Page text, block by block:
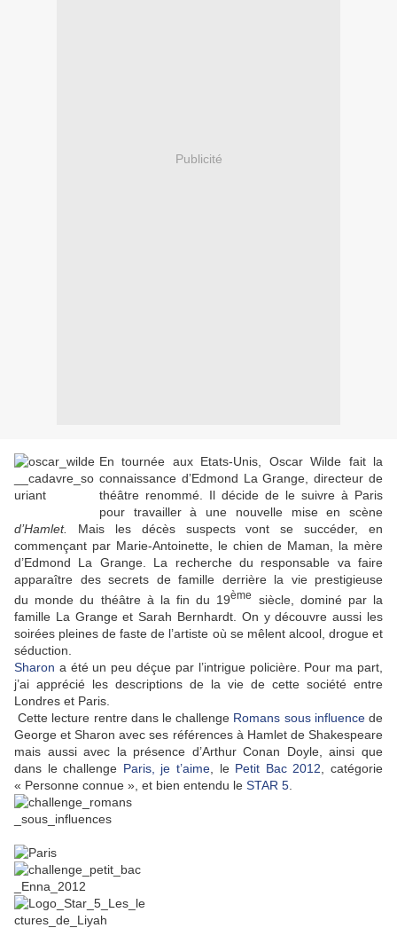
Publicité
En tournée aux Etats-Unis, Oscar Wilde fait la
connaissance d’Edmond La Grange, directeur de
théâtre renommé. Il décide de le suivre à Paris
pour travailler à une nouvelle mise en scène
d’Hamlet. Mais les décès suspects vont se succéder, en
commençant par Marie-Antoinette, le chien de Maman, la mère
d’Edmond La Grange. La recherche du responsable va faire
apparaître des secrets de famille derrière la vie prestigieuse
du monde du théâtre à la fin du 19ème
siècle, dominé par la
famille La Grange et Sarah Bernhardt. On y découvre aussi les
soirées pleines de faste de l’artiste où se mêlent alcool, drogue et
séduction.
Sharon a été un peu déçue par l’intrigue policière. Pour ma part,
j’ai apprécié les descriptions de la vie de cette société entre
Londres et Paris.
Cette lecture rentre dans le challenge Romans sous influencede
George et Sharon avec ses références à Hamlet de Shakespeare
mais aussi avec la présence d’Arthur Conan Doyle, ainsi que
dans le challenge Paris, je t’aime , le Petit Bac 2012 , catégorie
« Personne connue », et bien entendu le STAR 5